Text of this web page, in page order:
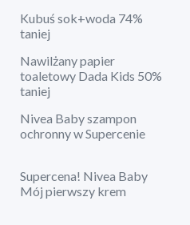
Kubuś sok+woda 74%
taniej
Nawilżany papier
toaletowy Dada Kids 50%
taniej
Nivea Baby szampon
ochronny w Supercenie
Supercena! Nivea Baby
Mój pierwszy krem